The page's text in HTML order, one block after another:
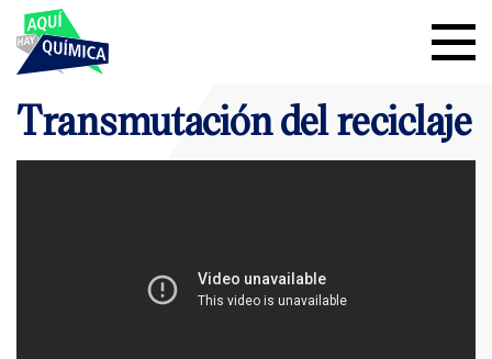
Transmutación del reciclaje